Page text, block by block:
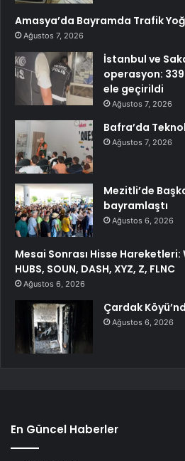
Amasya’da Bayramda Trafik
Ağustos 7, 2026
İstanbul ve
operasyon:
ele geçirildi
Ağustos 7, 2026
Bafra’da
Ağustos 7, 2026
Mezitli’de
bayramlaştı
Ağustos 6, 2026
Mesai Sonrası Hisse Hareketleri:
HUBS, SOUN, DASH, XYZ, Z, FLNC
Ağustos 6, 2026
Çardak
Ağustos 6, 2026
En Güncel Haberler